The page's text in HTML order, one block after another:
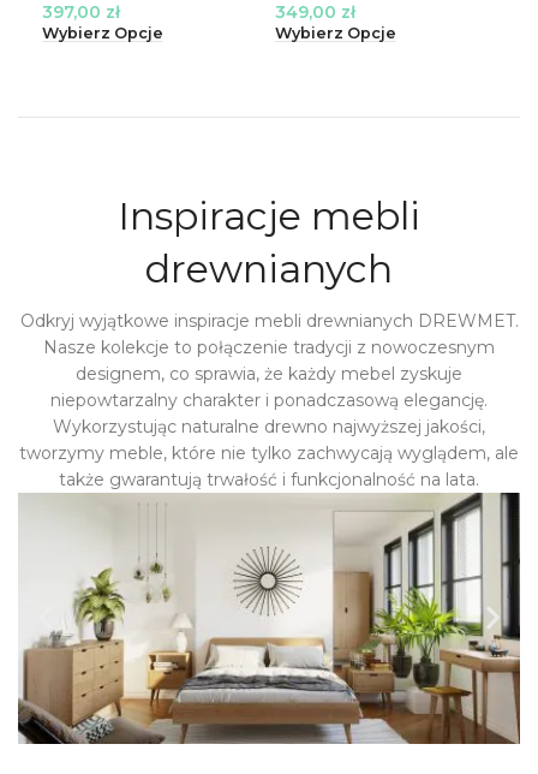
397,00 zł
Wybierz Opcje
349,00 zł
Wybierz Opcje
Inspiracje mebli
drewnianych
Odkryj wyjątkowe inspiracje mebli drewnianych DREWMET.
Nasze kolekcje to połączenie tradycji z nowoczesnym
designem, co sprawia, że każdy mebel zyskuje
niepowtarzalny charakter i ponadczasową elegancję.
Wykorzystując naturalne drewno najwyższej jakości,
tworzymy meble, które nie tylko zachwycają wyglądem, ale
także gwarantują trwałość i funkcjonalność na lata.